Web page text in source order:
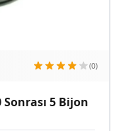
(0)
5 Bijon